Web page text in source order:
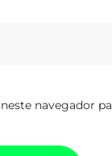
navegador